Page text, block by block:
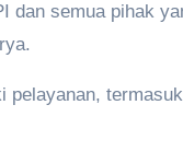
dan semua pihak
pelayanan,